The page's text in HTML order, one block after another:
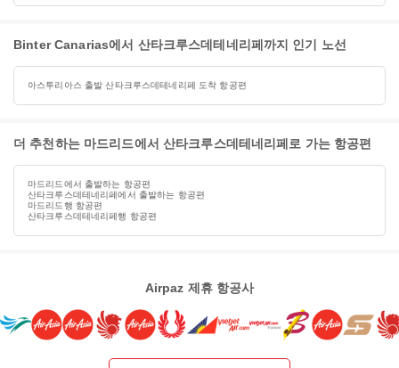
Binter Canarias에서 산타크루스데테네리페까지 인기 노선
아스투리아스 출발 산타크루스데테네리페 도착 항공편
더 추천하는 마드리드에서 산타크루스데테네리페로 가는 항공편
마드리드에서 출발하는 항공편
산타크루스데테네리페에서 출발하는 항공편
마드리드행 항공편
산타크루스데테네리페행 항공편
Airpaz 제휴 항공사